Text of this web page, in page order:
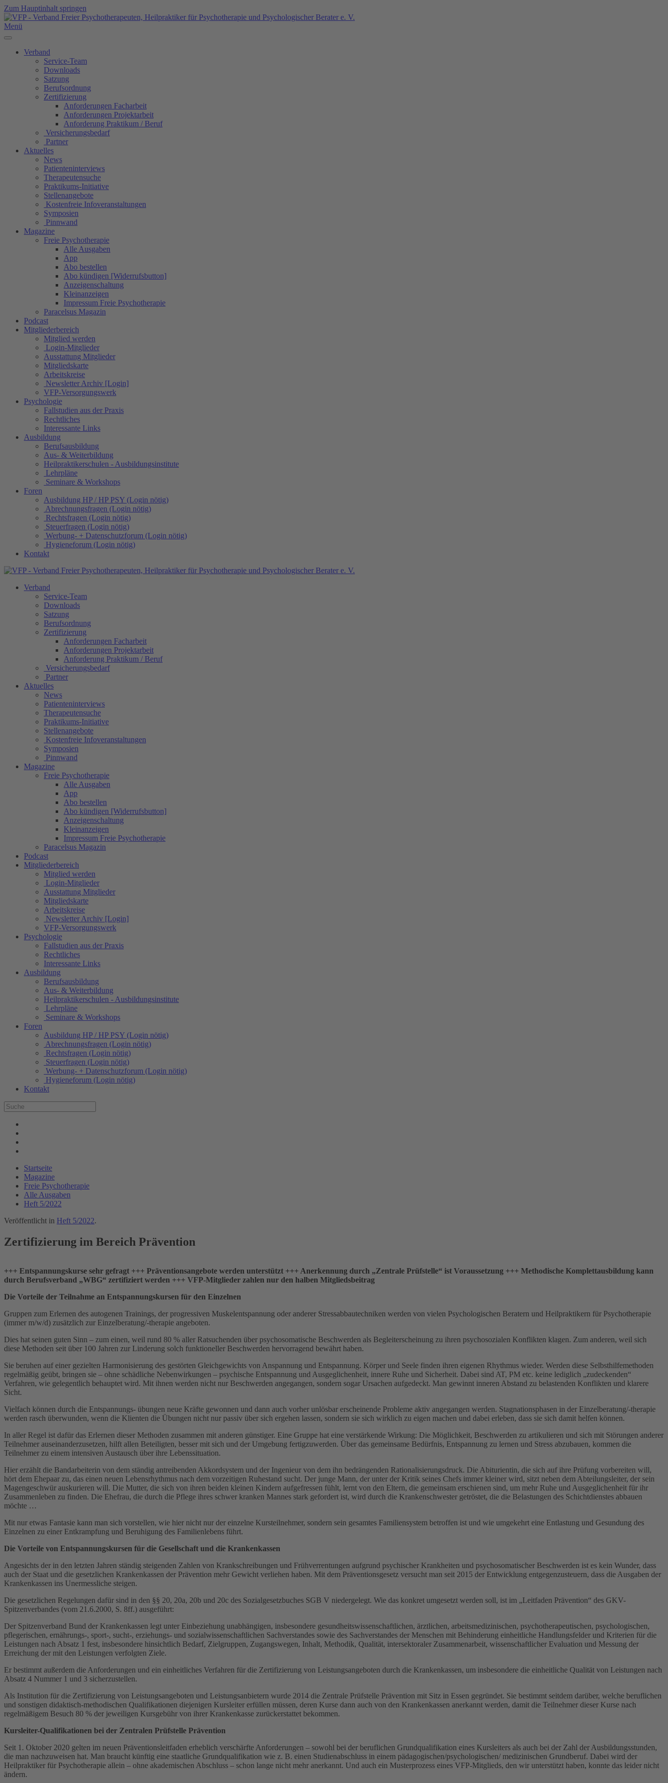
Zum Hauptinhalt springen
Menü
Verband
Service-Team
Downloads
Satzung
Berufsordnung
Zertifizierung
Anforderungen Facharbeit
Anforderungen Projektarbeit
Anforderung Praktikum / Beruf
Versicherungsbedarf
Partner
Aktuelles
News
Patienteninterviews
Therapeutensuche
Praktikums-Initiative
Stellenangebote
Kostenfreie Infoveranstaltungen
Symposien
Pinnwand
Magazine
Freie Psychotherapie
Alle Ausgaben
App
Abo bestellen
Abo kündigen [Widerrufsbutton]
Anzeigenschaltung
Kleinanzeigen
Impressum Freie Psychotherapie
Paracelsus Magazin
Podcast
Mitgliederbereich
Mitglied werden
Login-Mitglieder
Ausstattung Mitglieder
Mitgliedskarte
Arbeitskreise
Newsletter Archiv [Login]
VFP-Versorgungswerk
Psychologie
Fallstudien aus der Praxis
Rechtliches
Interessante Links
Ausbildung
Berufsausbildung
Aus- & Weiterbildung
Heilpraktikerschulen - Ausbildungsinstitute
Lehrpläne
Seminare & Workshops
Foren
Ausbildung HP / HP PSY (Login nötig)
Abrechnungsfragen (Login nötig)
Rechtsfragen (Login nötig)
Steuerfragen (Login nötig)
Werbung- + Datenschutzforum (Login nötig)
Hygieneforum (Login nötig)
Kontakt
Verband
Service-Team
Downloads
Satzung
Berufsordnung
Zertifizierung
Anforderungen Facharbeit
Anforderungen Projektarbeit
Anforderung Praktikum / Beruf
Versicherungsbedarf
Partner
Aktuelles
News
Patienteninterviews
Therapeutensuche
Praktikums-Initiative
Stellenangebote
Kostenfreie Infoveranstaltungen
Symposien
Pinnwand
Magazine
Freie Psychotherapie
Alle Ausgaben
App
Abo bestellen
Abo kündigen [Widerrufsbutton]
Anzeigenschaltung
Kleinanzeigen
Impressum Freie Psychotherapie
Paracelsus Magazin
Podcast
Mitgliederbereich
Mitglied werden
Login-Mitglieder
Ausstattung Mitglieder
Mitgliedskarte
Arbeitskreise
Newsletter Archiv [Login]
VFP-Versorgungswerk
Psychologie
Fallstudien aus der Praxis
Rechtliches
Interessante Links
Ausbildung
Berufsausbildung
Aus- & Weiterbildung
Heilpraktikerschulen - Ausbildungsinstitute
Lehrpläne
Seminare & Workshops
Foren
Ausbildung HP / HP PSY (Login nötig)
Abrechnungsfragen (Login nötig)
Rechtsfragen (Login nötig)
Steuerfragen (Login nötig)
Werbung- + Datenschutzforum (Login nötig)
Hygieneforum (Login nötig)
Kontakt
Startseite
Magazine
Freie Psychotherapie
Alle Ausgaben
Heft 5/2022
Veröffentlicht in Heft 5/2022.
Zertifizierung im Bereich Prävention
+++ Entspannungskurse sehr gefragt +++ Präventionsangebote werden unterstützt +++ Anerkennung durch „Zentrale Prüfstelle“ ist Voraussetzung +++ Methodische Komplettausbildung kann
durch Berufsverband „WBG“ zertifiziert werden +++ VFP-Mitglieder zahlen nur den halben Mitgliedsbeitrag
Die Vorteile der Teilnahme an Entspannungskursen für den Einzelnen
Gruppen zum Erlernen des autogenen Trainings, der progressiven Muskelentspannung oder anderer Stressabbautechniken werden von vielen Psychologischen Beratern und Heilpraktikern für Psychotherapie
(immer m/w/d) zusätzlich zur Einzelberatung/-therapie angeboten.
Dies hat seinen guten Sinn – zum einen, weil rund 80 % aller Ratsuchenden über psychosomatische Beschwerden als Begleiterscheinung zu ihren psychosozialen Konflikten klagen. Zum anderen, weil sich
diese Methoden seit über 100 Jahren zur Linderung solch funktioneller Beschwerden hervorragend bewährt haben.
Sie beruhen auf einer gezielten Harmonisierung des gestörten Gleichgewichts von Anspannung und Entspannung. Körper und Seele finden ihren eigenen Rhythmus wieder. Werden diese Selbsthilfemethoden
regelmäßig geübt, bringen sie – ohne schädliche Nebenwirkungen – psychische Entspannung und Ausgeglichenheit, innere Ruhe und Sicherheit. Dabei sind AT, PM etc. keine lediglich „zudeckenden“
Verfahren, wie gelegentlich behauptet wird. Mit ihnen werden nicht nur Beschwerden angegangen, sondern sogar Ursachen aufgedeckt. Man gewinnt inneren Abstand zu belastenden Konflikten und klarere
Sicht.
Vielfach können durch die Entspannungs- übungen neue Kräfte gewonnen und dann auch vorher unlösbar erscheinende Probleme aktiv angegangen werden. Stagnationsphasen in der Einzelberatung/-therapie
werden rasch überwunden, wenn die Klienten die Übungen nicht nur passiv über sich ergehen lassen, sondern sie sich wirklich zu eigen machen und dabei erleben, dass sie sich damit helfen können.
In aller Regel ist dafür das Erlernen dieser Methoden zusammen mit anderen günstiger. Eine Gruppe hat eine verstärkende Wirkung: Die Möglichkeit, Beschwerden zu artikulieren und sich mit Störungen anderer
Teilnehmer auseinanderzusetzen, hilft allen Beteiligten, besser mit sich und der Umgebung fertigzuwerden. Über das gemeinsame Bedürfnis, Entspannung zu lernen und Stress abzubauen, kommen die
Teilnehmer zu einem intensiven Austausch über ihre Lebenssituation.
Hier erzählt die Bandarbeiterin von dem ständig antreibenden Akkordsystem und der Ingenieur von dem ihn bedrängenden Rationalisierungsdruck. Die Abiturientin, die sich auf ihre Prüfung vorbereiten will,
hört dem Ehepaar zu, das einen neuen Lebensrhythmus nach dem vorzeitigen Ruhestand sucht. Der junge Mann, der unter der Kritik seines Chefs immer kleiner wird, sitzt neben dem Abteilungsleiter, der sein
Magengeschwür auskurieren will. Die Mutter, die sich von ihren beiden kleinen Kindern aufgefressen fühlt, lernt von den Eltern, die gemeinsam erschienen sind, um mehr Ruhe und Ausgeglichenheit für ihr
Zusammenleben zu finden. Die Ehefrau, die durch die Pflege ihres schwer kranken Mannes stark gefordert ist, wird durch die Krankenschwester getröstet, die die Belastungen des Schichtdienstes abbauen
möchte …
Mit nur etwas Fantasie kann man sich vorstellen, wie hier nicht nur der einzelne Kursteilnehmer, sondern sein gesamtes Familiensystem betroffen ist und wie umgekehrt eine Entlastung und Gesundung des
Einzelnen zu einer Entkrampfung und Beruhigung des Familienlebens führt.
Die Vorteile von Entspannungskursen für die Gesellschaft und die Krankenkassen
Angesichts der in den letzten Jahren ständig steigenden Zahlen von Krankschreibungen und Frühverrentungen aufgrund psychischer Krankheiten und psychosomatischer Beschwerden ist es kein Wunder, dass
auch der Staat und die gesetzlichen Krankenkassen der Prävention mehr Gewicht verliehen haben. Mit dem Präventionsgesetz versucht man seit 2015 der Entwicklung entgegenzusteuern, dass die Ausgaben der
Krankenkassen ins Unermessliche steigen.
Die gesetzlichen Regelungen dafür sind in den §§ 20, 20a, 20b und 20c des Sozialgesetzbuches SGB V niedergelegt. Wie das konkret umgesetzt werden soll, ist im „Leitfaden Prävention“ des GKV-
Spitzenverbandes (vom 21.6.2000, S. 8ff.) ausgeführt:
Der Spitzenverband Bund der Krankenkassen legt unter Einbeziehung unabhängigen, insbesondere gesundheitswissenschaftlichen, ärztlichen, arbeitsmedizinischen, psychotherapeutischen, psychologischen,
pflegerischen, ernährungs-, sport-, sucht-, erziehungs- und sozialwissenschaftlichen Sachverstandes sowie des Sachverstandes der Menschen mit Behinderung einheitliche Handlungsfelder und Kriterien für die
Leistungen nach Absatz 1 fest, insbesondere hinsichtlich Bedarf, Zielgruppen, Zugangswegen, Inhalt, Methodik, Qualität, intersektoraler Zusammenarbeit, wissenschaftlicher Evaluation und Messung der
Erreichung der mit den Leistungen verfolgten Ziele.
Er bestimmt außerdem die Anforderungen und ein einheitliches Verfahren für die Zertifizierung von Leistungsangeboten durch die Krankenkassen, um insbesondere die einheitliche Qualität von Leistungen nach
Absatz 4 Nummer 1 und 3 sicherzustellen.
Als Institution für die Zertifizierung von Leistungsangeboten und Leistungsanbietern wurde 2014 die Zentrale Prüfstelle Prävention mit Sitz in Essen gegründet. Sie bestimmt seitdem darüber, welche beruflichen
und sonstigen didaktisch-methodischen Qualifikationen diejenigen Kursleiter erfüllen müssen, deren Kurse dann auch von den Krankenkassen anerkannt werden, damit die Teilnehmer dieser Kurse nach
regelmäßigem Besuch 80 % der jeweiligen Kursgebühr von ihrer Krankenkasse zurückerstattet bekommen.
Kursleiter-Qualifikationen bei der Zentralen Prüfstelle Prävention
Seit 1. Oktober 2020 gelten im neuen Präventionsleitfaden erheblich verschärfte Anforderungen – sowohl bei der beruflichen Grundqualifikation eines Kursleiters als auch bei der Zahl der Ausbildungsstunden,
die man nachzuweisen hat. Man braucht künftig eine staatliche Grundqualifikation wie z. B. einen Studienabschluss in einem pädagogischen/psychologischen/ medizinischen Grundberuf. Dabei wird der
Heilpraktiker für Psychotherapie allein – ohne akademischen Abschluss – schon lange nicht mehr anerkannt. Und auch ein Musterprozess eines VFP-Mitglieds, den wir unterstützt haben, konnte das leider nicht
ändern.